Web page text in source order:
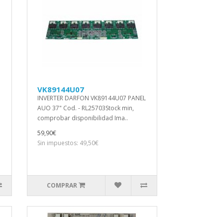
VK89144U07
INVERTER DARFON VK89144U07 PANEL
AUO 37" Cod. - RL25703Stock min,
comprobar disponibilidad Ima..
59,90€
Sin impuestos: 49,50€
COMPRAR